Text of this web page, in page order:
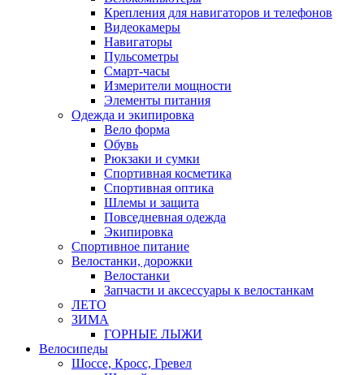
Крепления для навигаторов и телефонов
Видеокамеры
Навигаторы
Пульсометры
Смарт-часы
Измерители мощности
Элементы питания
Одежда и экипировка
Вело форма
Обувь
Рюкзаки и сумки
Спортивная косметика
Спортивная оптика
Шлемы и защита
Повседневная одежда
Экипировка
Спортивное питание
Велостанки, дорожки
Велостанки
Запчасти и аксессуары к велостанкам
ЛЕТО
ЗИМА
ГОРНЫЕ ЛЫЖИ
Велосипеды
Шоссе, Кросс, Гревел